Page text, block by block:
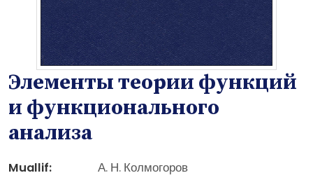
Элементы теории функций
и функционального
анализа
Muallif:
А. Н. Колмогоров